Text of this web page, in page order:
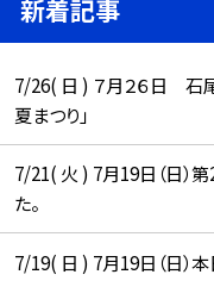
新着記事
7/26( 日 ) ７月２６日 石
夏まつり」
7/21( 火 ) 7月19日（日）
た。
7/19( 日 ) 7月19日（日）